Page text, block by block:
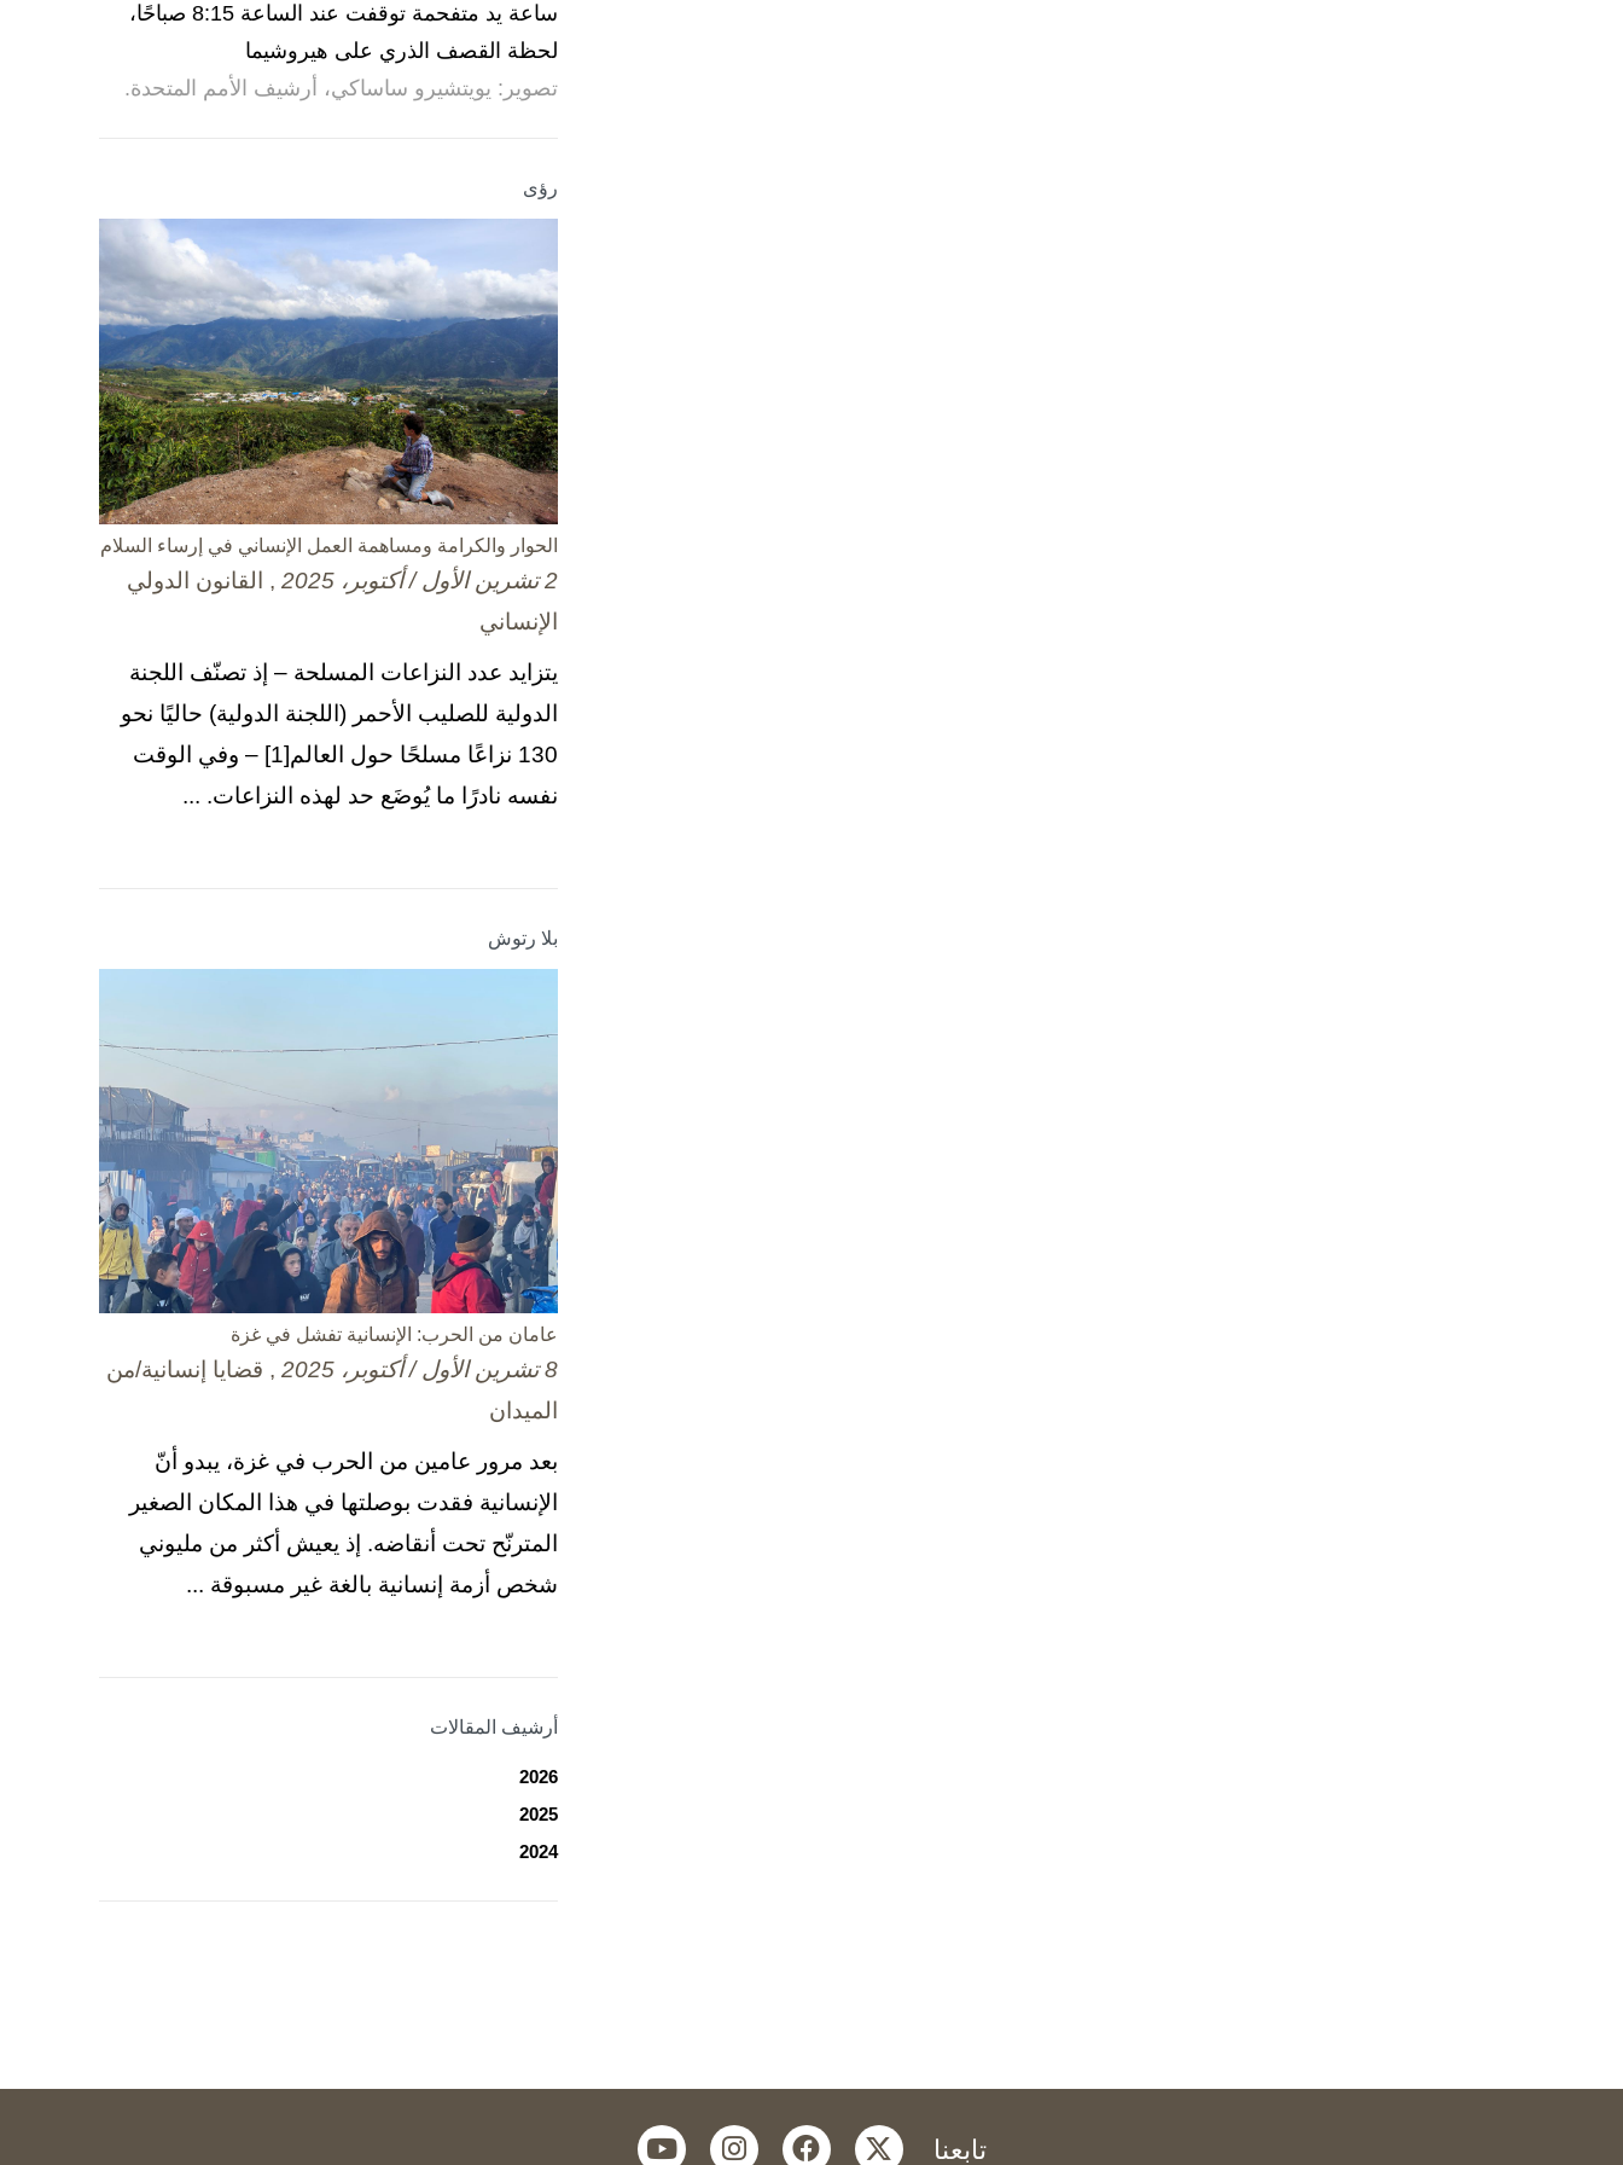
ساعة يد متفحمة توقفت عند الساعة 8:15 صباحًا،
لحظة القصف الذري على هيروشيما
تصوير: يويتشيرو ساساكي، أرشيف الأمم المتحدة.
رؤى
الحوار والكرامة ومساهمة العمل الإنساني في إرساء السلام
2 تشرين الأول / أكتوبر، 2025
, القانون الدولي
الإنساني
يتزايد عدد النزاعات المسلحة – إذ تصنّف اللجنة
الدولية للصليب الأحمر (اللجنة الدولية) حاليًا نحو
130 نزاعًا مسلحًا حول العالم[1] – وفي الوقت
نفسه نادرًا ما يُوضَع حد لهذه النزاعات. ...
بلا رتوش
عامان من الحرب: الإنسانية تفشل في غزة
8 تشرين الأول / أكتوبر، 2025
, قضايا إنسانية/من
الميدان
بعد مرور عامين من الحرب في غزة، يبدو أنّ
الإنسانية فقدت بوصلتها في هذا المكان الصغير
المترنّح تحت أنقاضه. إذ يعيش أكثر من مليوني
شخص أزمة إنسانية بالغة غير مسبوقة ...
أرشيف المقالات
2026
2025
2024
تابعنا twitter
facebook
instagram
youtube